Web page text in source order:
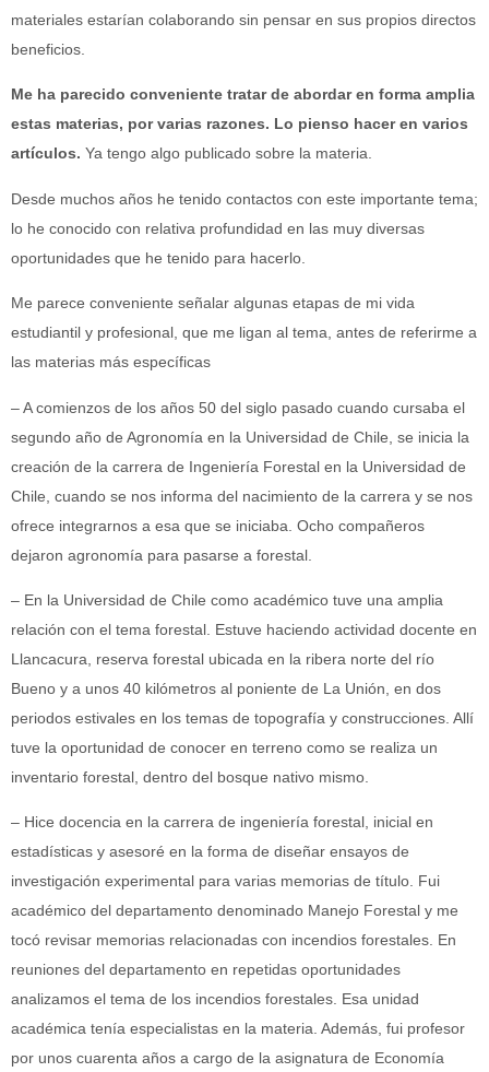
materiales estarían colaborando sin pensar en sus propios directos
beneficios.
Me ha parecido conveniente tratar de abordar en forma amplia
estas materias, por varias razones. Lo pienso hacer en varios
artículos. Ya tengo algo publicado sobre la materia.
Desde muchos años he tenido contactos con este importante tema;
lo he conocido con relativa profundidad en las muy diversas
oportunidades que he tenido para hacerlo.
Me parece conveniente señalar algunas etapas de mi vida
estudiantil y profesional, que me ligan al tema, antes de referirme a
las materias más específicas
– A comienzos de los años 50 del siglo pasado cuando cursaba el
segundo año de Agronomía en la Universidad de Chile, se inicia la
creación de la carrera de Ingeniería Forestal en la Universidad de
Chile, cuando se nos informa del nacimiento de la carrera y se nos
ofrece integrarnos a esa que se iniciaba. Ocho compañeros
dejaron agronomía para pasarse a forestal.
– En la Universidad de Chile como académico tuve una amplia
relación con el tema forestal. Estuve haciendo actividad docente en
Llancacura, reserva forestal ubicada en la ribera norte del río
Bueno y a unos 40 kilómetros al poniente de La Unión, en dos
periodos estivales en los temas de topografía y construcciones. Allí
tuve la oportunidad de conocer en terreno como se realiza un
inventario forestal, dentro del bosque nativo mismo.
– Hice docencia en la carrera de ingeniería forestal, inicial en
estadísticas y asesoré en la forma de diseñar ensayos de
investigación experimental para varias memorias de título. Fui
académico del departamento denominado Manejo Forestal y me
tocó revisar memorias relacionadas con incendios forestales. En
reuniones del departamento en repetidas oportunidades
analizamos el tema de los incendios forestales. Esa unidad
académica tenía especialistas en la materia. Además, fui profesor
por unos cuarenta años a cargo de la asignatura de Economía